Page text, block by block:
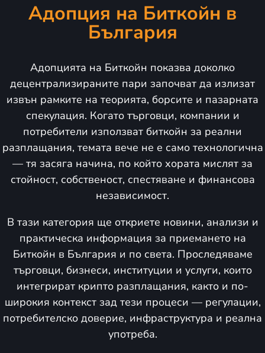
Адопция на Биткойн в
България
Адопцията на Биткойн показва доколко
децентрализираните пари започват да излизат
извън рамките на теорията, борсите и пазарната
спекулация. Когато търговци, компании и
потребители използват биткойн за реални
разплащания, темата вече не е само технологична
— тя засяга начина, по който хората мислят за
стойност, собственост, спестяване и финансова
независимост.
В тази категория ще откриете новини, анализи и
практическа информация за приемането на
Биткойн в България и по света. Проследяваме
търговци, бизнеси, институции и услуги, които
интегрират крипто разплащания, както и по-
широкия контекст зад тези процеси — регулации,
потребителско доверие, инфраструктура и реална
употреба.